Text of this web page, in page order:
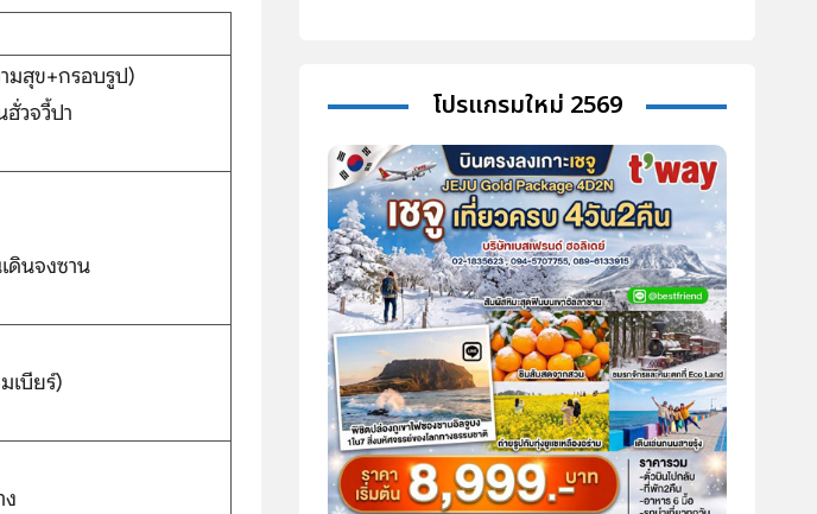
มสุข+กรอบรูป)
วจวี้ปา
ดินจงซาน
เบียร์)
โปรแกรมใหม่ 2569